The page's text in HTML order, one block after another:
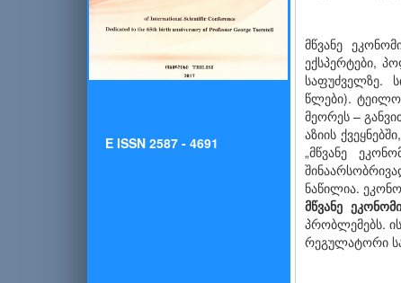
E ISSN 2587 - 4691
მწვანე
ექსპერტები,
საფუძველზე.
წლები).
მეორეს –
აზიის
„მწვანე
ნაწილია.
მწვანე
პრობლემებს.
რეგულატორი